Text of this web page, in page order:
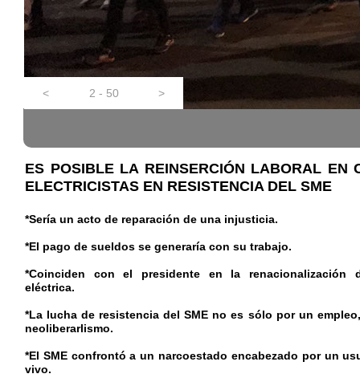
2 - 50
< >
ES POSIBLE LA REINSERCIÓN LABORAL EN
ELECTRICISTAS EN RESISTENCIA DEL SME
*Sería un acto de reparación de una injusticia.
*El pago de sueldos se generaría con su trabajo.
*Coinciden con el presidente en la renacionalización
eléctrica.
*La lucha de resistencia del SME no es sólo por un
neoliberarlismo.
*El SME confrontó a un narcoestado encabezado por un
vivo.